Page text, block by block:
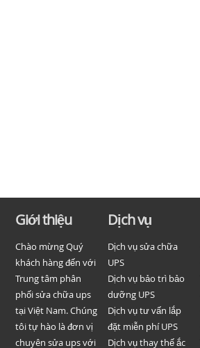
Giới thiệu
Chào mừng Quý
khách hàng đến với
Trung tâm phân
phối sửa chữa ups
tại Việt Nam. Chúng
tôi tự hào là đơn vị
chuyên sửa ups với
Dịch vụ
Dịch vụ sửa chữa
UPS
Dịch vụ bảo trì bảo
dưỡng UPS
Dịch vụ tư vấn lắp
đặt miễn phí UPS
Dịch vụ thay thế ắc